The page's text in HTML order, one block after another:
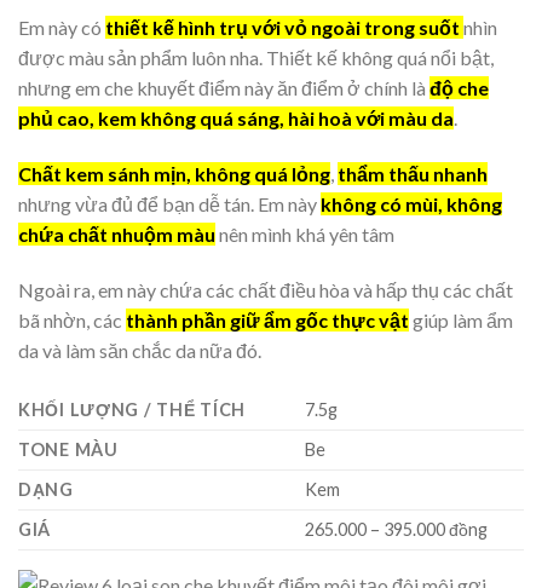
Em này có thiết kế hình trụ với vỏ ngoài trong suốt nhìn
được màu sản phẩm luôn nha. Thiết kế không quá nổi bật,
nhưng em che khuyết điểm này ăn điểm ở chính là độ che
phủ cao, kem không quá sáng, hài hoà với màu da.
Chất kem sánh mịn, không quá lỏng, thẩm thấu nhanh
nhưng vừa đủ để bạn dễ tán. Em này không có mùi, không
chứa chất nhuộm màu nên mình khá yên tâm
Ngoài ra, em này chứa các chất điều hòa và hấp thụ các chất
bã nhờn, các thành phần giữ ẩm gốc thực vật giúp làm ẩm
da và làm săn chắc da nữa đó.
KHỐI LƯỢNG / THỂ TÍCH
7.5g
TONE MÀU
Be
DẠNG
Kem
GIÁ
265.000 – 395.000 đồng